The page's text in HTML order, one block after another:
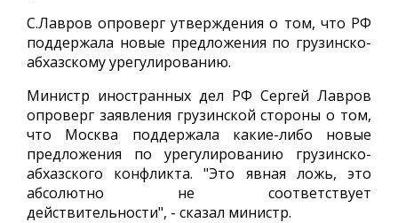
С.Лавров опроверг утверждения о том, что РФ
поддержала новые предложения по грузинско-
абхазскому урегулированию.
Министр иностранных дел РФ Сергей Лавров
опроверг заявления грузинской стороны о том,
что Москва поддержала какие-либо новые
предложения по урегулированию грузинско-
абхазского конфликта. "Это явная ложь, это
абсолютно не соответствует
действительности", - сказал министр.